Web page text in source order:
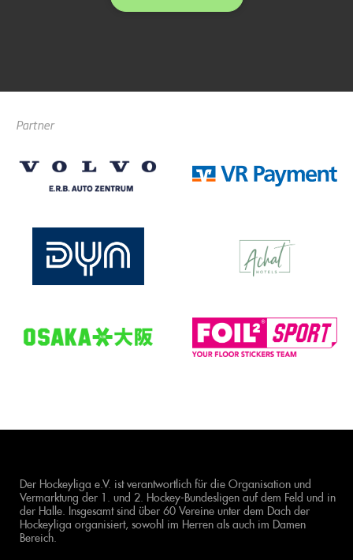
Partner
Der Hockeyliga e.V. ist verantwortlich für die Organisation und
Vermarktung der 1. und 2. Hockey-Bundesligen auf dem Feld und in
der Halle. Insgesamt sind über 60 Vereine unter dem Dach der
Hockeyliga organisiert, sowohl im Herren als auch im Damen
Bereich.